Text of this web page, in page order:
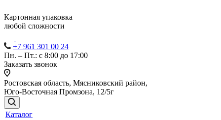
Картонная упаковка
любой сложности
+7 961 301 00 24
Пн. – Пт.: с 8:00 до 17:00
Заказать звонок
Ростовская область, Мясниковский район,
Юго-Восточная Промзона, 12/5г
Каталог